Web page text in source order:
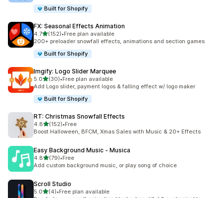
Built for Shopify
FX: Seasonal Effects Animation
4.7เต็ม 5 ดาว
(152)
ทั้งหมด 152 รีวิว
•Free plan available
200+ preloader snowfall effects, animations and section games
Built for Shopify
Imgify: Logo Slider Marquee
5.0เต็ม 5 ดาว
(30)
ทั้งหมด 30 รีวิว
•Free plan available
Add Logo slider, payment logos & falling effect w/ logo maker
Built for Shopify
RT: Christmas Snowfall Effects
4.8เต็ม 5 ดาว
(152)
ทั้งหมด 152 รีวิว
•Free
Boost Halloween, BFCM, Xmas Sales with Music & 20+ Effects
Easy Background Music ‑ Musica
4.8เต็ม 5 ดาว
(79)
ทั้งหมด 79 รีวิว
•Free
Add custom background music, or play song of choice
Scroll Studio
5.0เต็ม 5 ดาว
(4)
ทั้งหมด 4 รีวิว
•Free plan available